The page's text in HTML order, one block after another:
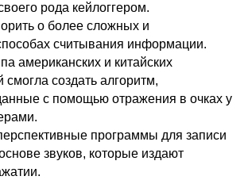
рода кейлоггером.
о более сложных и
считывания информации.
американских и китайских
смогла создать алгоритм,
с помощью отражения в очках у
программы для записи
звуков, которые издают